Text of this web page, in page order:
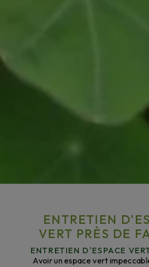
ENTRETIEN
VERT PRÈS DE
ENTRETIEN D'ESPACE
Avoir un espace vert